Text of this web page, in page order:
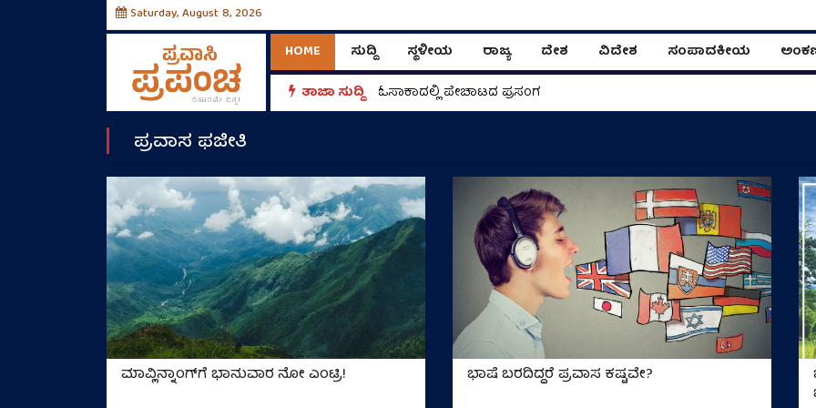
Saturday, August 8, 2026
HOME ಸುದ್ದಿ ಸ್ಥಳೀಯ ರಾಜ್ಯ ದೇಶ ವಿದೇಶ ಸಂಪಾದಕೀಯ
ತಾಜಾ ಸುದ್ದಿ
ಓಸಾಕಾದಲ್ಲಿ ಪೇಚಾಟದ ಪ್ರಸಂಗ
ಪ್ರವಾಸ ಫಜೀತಿ
ಮಾವ್ಲಿನ್ನಾಂಗ್‌ಗೆ ಭಾನುವಾರ ನೋ ಎಂಟ್ರಿ! ಭಾಷೆ ಬರದಿದ್ದರೆ ಪ್ರವಾಸ ಕಷ್ಟವೇ?